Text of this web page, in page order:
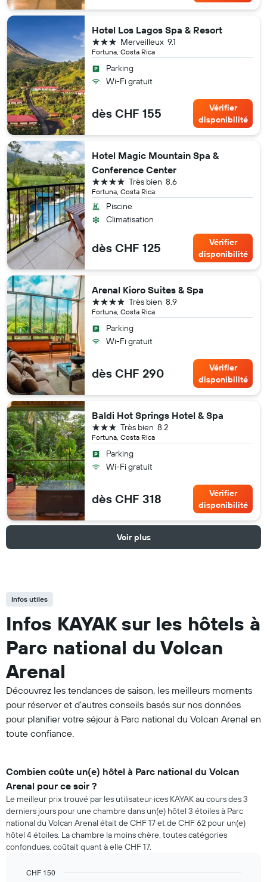
Hotel Los Lagos Spa & Resort
Fortuna, Costa Rica
9.1
Merveilleux
3 étoiles
Parking
Wi-Fi gratuit
dès CHF 155
Vérifier
disponibilité
Hotel Magic Mountain Spa &
Conference Center
Fortuna, Costa Rica
8.6
Très bien
4 étoiles
Piscine
Climatisation
dès CHF 125
Vérifier
disponibilité
Arenal Kioro Suites & Spa
Fortuna, Costa Rica
8.9
Très bien
4 étoiles
Parking
Wi-Fi gratuit
dès CHF 290
Vérifier
disponibilité
Baldi Hot Springs Hotel & Spa
Fortuna, Costa Rica
8.2
Très bien
3 étoiles
Parking
Wi-Fi gratuit
dès CHF 318
Vérifier
disponibilité
Voir plus
Infos utiles
Infos KAYAK sur les hôtels à
Parc national du Volcan
Arenal
Découvrez les tendances de saison, les meilleurs moments
pour réserver et d'autres conseils basés sur nos données
pour planifier votre séjour à Parc national du Volcan Arenal en
toute confiance.
Combien coûte un(e) hôtel à Parc national du Volcan
Arenal pour ce soir ?
Le meilleur prix trouvé par les utilisateur·ices KAYAK au cours des 3
derniers jours pour une chambre dans un(e) hôtel 3 étoiles à Parc
national du Volcan Arenal était de CHF 17 et de CHF 62 pour un(e)
hôtel 4 étoiles. La chambre la moins chère, toutes catégories
confondues, coûtait quant à elle CHF 17.
CHF 150